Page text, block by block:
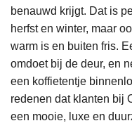
benauwd krijgt. Dat is
herfst en winter, maar
warm is en buiten fris.
omdoet bij de deur, en
een koffietentje
redenen dat klanten bij
een mooie, luxe en